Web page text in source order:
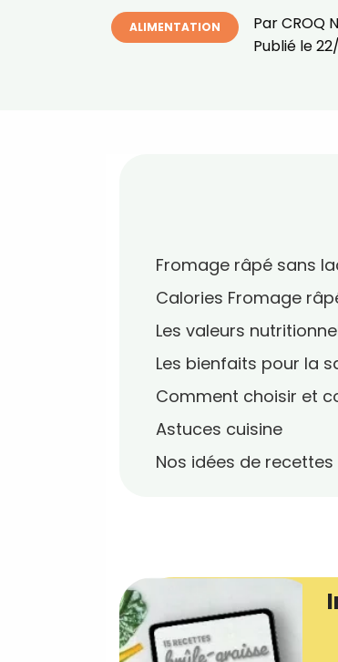
ALIMENTATION ParCROQ
Publié le
Fromage râpé sans
Calories Fromage
Les valeurs
Les bienfaits pour la
Comment choisir et
Astuces cuisine
Nos idées de recettes